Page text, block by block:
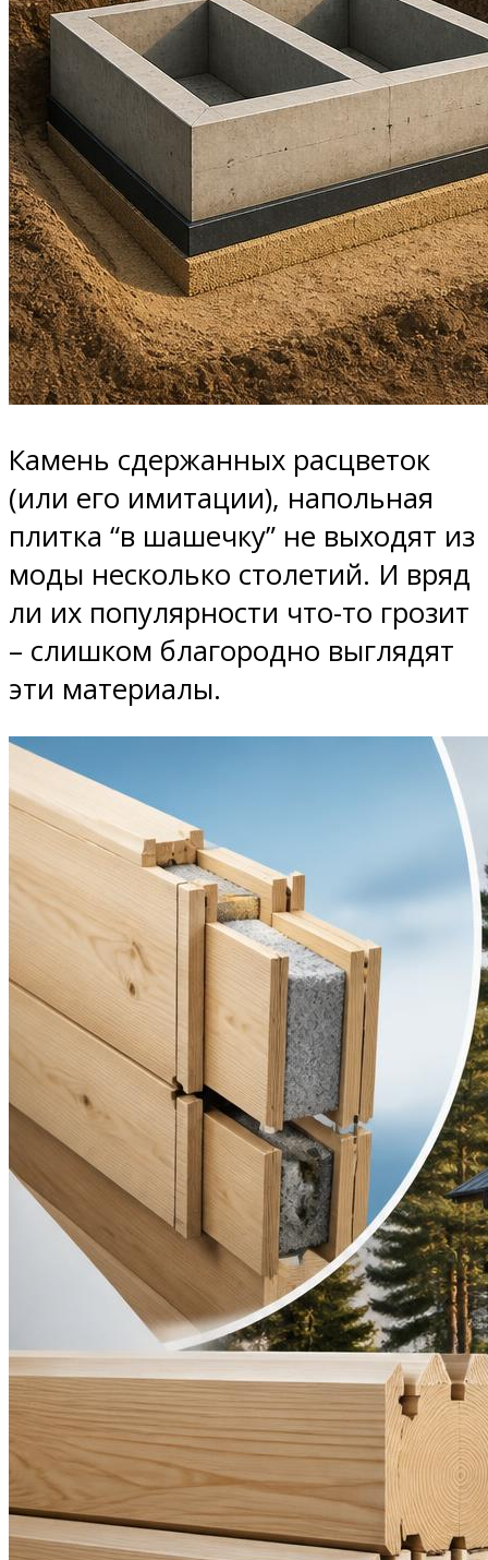
Камень сдержанных расцветок
(или его имитации), напольная
плитка “в шашечку” не выходят из
моды несколько столетий. И вряд
ли их популярности что-то грозит
– слишком благородно выглядят
эти материалы.